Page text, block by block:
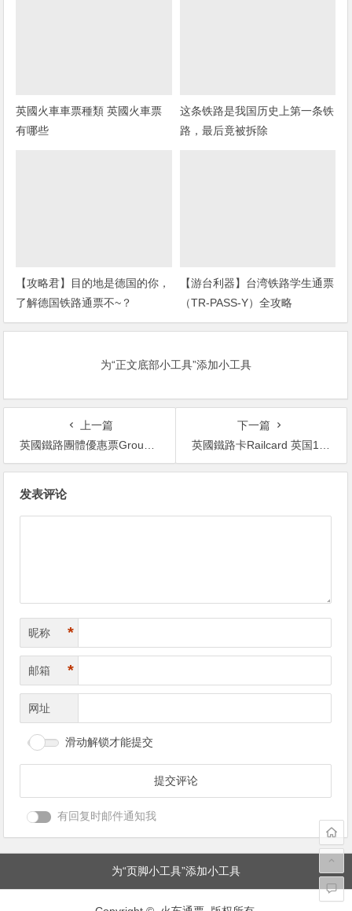
英國火車車票種類 英國火車票
有哪些
这条铁路是我国历史上第一条铁
路，最后竟被拆除
【攻略君】目的地是德国的你，
了解德国铁路通票不~？
【游台利器】台湾铁路学生通票
（TR-PASS-Y）全攻略
为“正文底部小工具”添加小工具
上一篇
英國鐵路團體優惠票GroupSave 英國火車票GroupSave攻略 GroupSave團體出行火車優惠
下一篇
英國鐵路卡Railcard 英国16-25railcard 英國landing card 英國railcard
发表评论
昵称 *
邮箱 *
网址
滑动解锁才能提交
有回复时邮件通知我
为“页脚小工具”添加小工具